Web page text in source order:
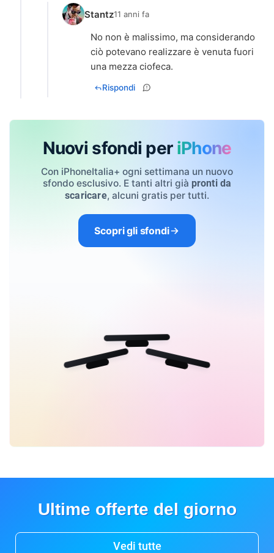
Stantz11 anni fa
No non è malissimo, ma considerando
ciò potevano realizzare è venuta fuori
una mezza ciofeca.
Rispondi
Nuovi sfondi per iPhone
Con iPhoneItalia+ ogni settimana un nuovo
sfondo esclusivo. E tanti altri già pronti da
scaricare, alcuni gratis per tutti.
Scopri gli sfondi
Ultime offerte del giorno
Vedi tutte